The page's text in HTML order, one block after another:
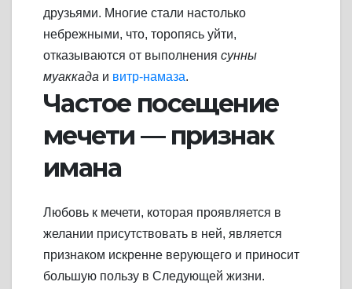
друзьями. Многие стали настолько
небрежными, что, торопясь уйти,
отказываются от выполнения сунны
муаккада и витр-намаза.
Частое посещение
мечети — признак
имана
Любовь к мечети, которая проявляется в
желании присутствовать в ней, является
признаком искренне верующего и приносит
большую пользу в Следующей жизни.